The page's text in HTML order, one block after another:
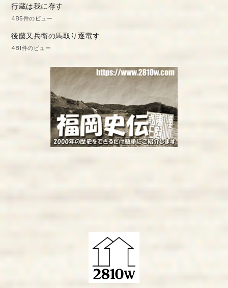
行蔵は我に存す
485件のビュー
後藤又兵衛の馬取り逐電す
481件のビュー